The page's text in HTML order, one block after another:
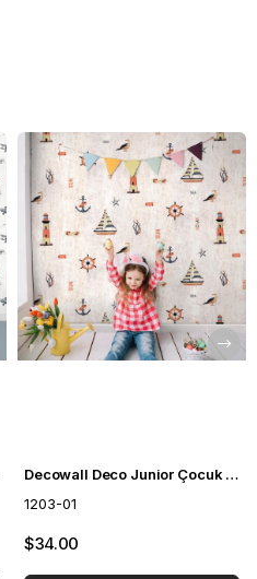
Decowall Deco Junior Çocuk Odası Duvar Kağıdı 1203-01
1203-01
$34.00